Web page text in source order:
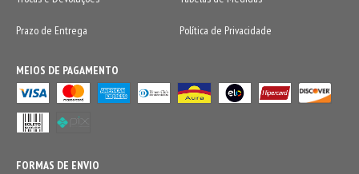
Prazo de Entrega Política de Privacidade
MEIOS DE PAGAMENTO
FORMAS DE ENVIO